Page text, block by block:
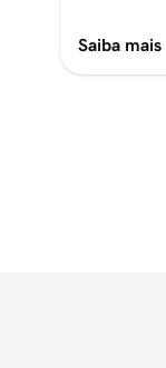
Saiba mais